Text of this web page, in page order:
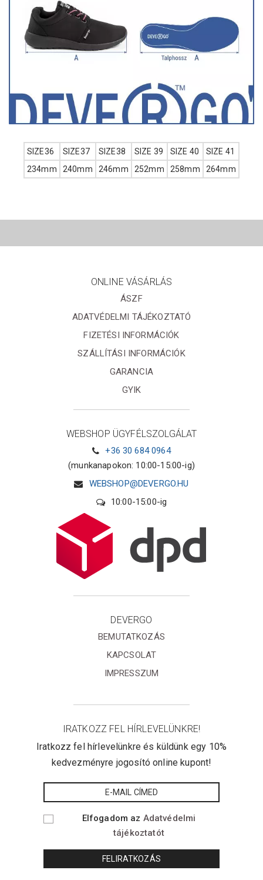
SIZE36 SIZE37 SIZE38 SIZE 39 SIZE 40
SIZE 41
234mm
240mm 246mm 252mm 258mm 264mm
ONLINE VÁSÁRLÁS
ÁSZF
ADATVÉDELMI TÁJÉKOZTATÓ
FIZETÉSI INFORMÁCIÓK
SZÁLLÍTÁSI INFORMÁCIÓK
GARANCIA
GYIK
WEBSHOP ÜGYFÉLSZOLGÁLAT
+36 30 684 0964
(munkanapokon: 10:00-15:00-ig)
WEBSHOP@DEVERGO.HU
10:00-15:00-ig
DEVERGO
BEMUTATKOZÁS
KAPCSOLAT
IMPRESSZUM
IRATKOZZ FEL HÍRLEVELÜNKRE!
Iratkozz fel hírlevelünkre és küldünk egy 10%
kedvezményre jogosító online kupont!
Elfogadom az Adatvédelmi
tájékoztatót